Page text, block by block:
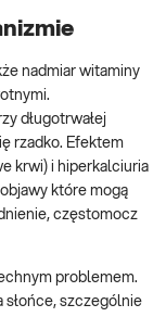
nadmiar witaminy
długotrwałej
rzadko. Efektem
krwi) i hiperkalciuria
które mogą
częstomocz
problemem.
słońce, szczególnie